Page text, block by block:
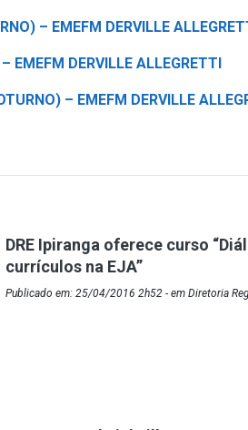
– EMEFM DERVILLE
EMEFM DERVILLE ALLEGRETTI
– EMEFM DERVILLE
DRE Ipiranga oferece curso
currículos na EJA”
Publicado em: 25/04/2016 2h52 - em Diretoria